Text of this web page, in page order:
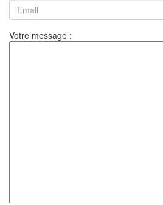
Votre message :